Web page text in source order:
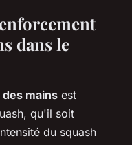
dans le
mains est
qu'il soit
du squash